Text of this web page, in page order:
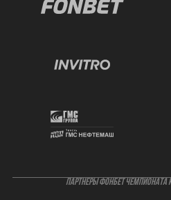
ПАРТНЕРЫ ФОНБЕТ ЧЕМПИОНАТА